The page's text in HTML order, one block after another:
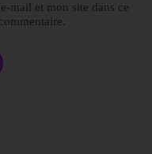
mail et mon site dans ce